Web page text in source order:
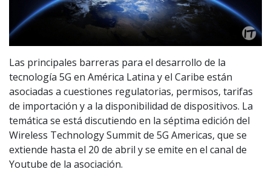
Las principales barreras para el desarrollo de la
tecnología 5G en América Latina y el Caribe están
asociadas a cuestiones regulatorias, permisos, tarifas
de importación y a la disponibilidad de dispositivos. La
temática se está discutiendo en la séptima edición del
Wireless Technology Summit de 5G Americas, que se
extiende hasta el 20 de abril y se emite en el canal de
Youtube de la asociación.